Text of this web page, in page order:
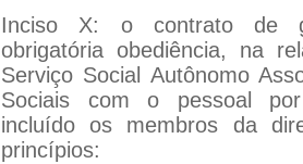
Inciso X: o contrato de
obrigatória obediência, na
Serviço Social Autônomo
Sociais com o pessoal
incluído os membros da
princípios: